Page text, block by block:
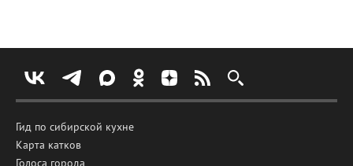
Гид по сибирской кухне
Карта катков